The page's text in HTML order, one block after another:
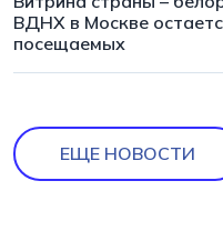
ВДНХ в Москве
посещаемых
ЕЩЕ НОВОСТИ